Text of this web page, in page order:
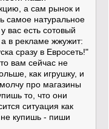
а сам рынок и
самое натуральное
вас есть сотовый
в рекламе жжужит:
сразу в Евросеть!"
вам сейчас не
как игрушку, и
про магазины
то, что они
ситуация как
не купишь - пиши